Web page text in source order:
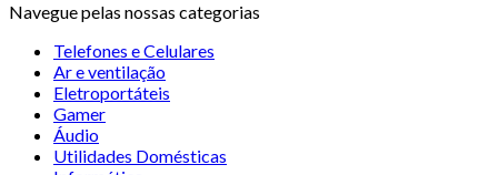
Navegue pelas nossas categorias
Telefones e Celulares
Ar e ventilação
Eletroportáteis
Gamer
Áudio
Utilidades Domésticas